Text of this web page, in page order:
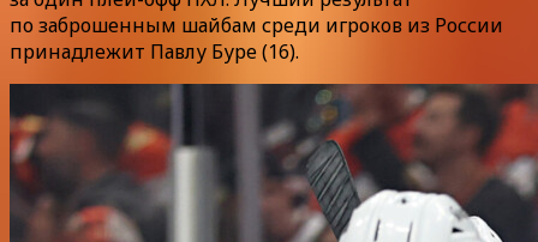
по заброшенным шайбам среди игроков из России
принадлежит Павлу Буре (16).